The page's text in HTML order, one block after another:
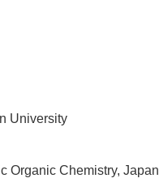
University
Organic Chemistry, Japan